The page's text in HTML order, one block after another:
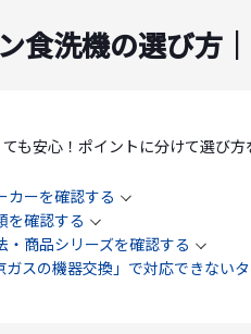
食洗機の選び方
も安心！ポイントに分けて選び方
カーを確認する
を確認する
・商品シリーズを確認する
ガスの機器交換」で対応できない